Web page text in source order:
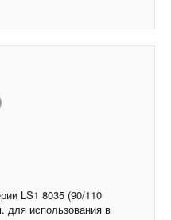
LS1 8035 (90/110
для использования в